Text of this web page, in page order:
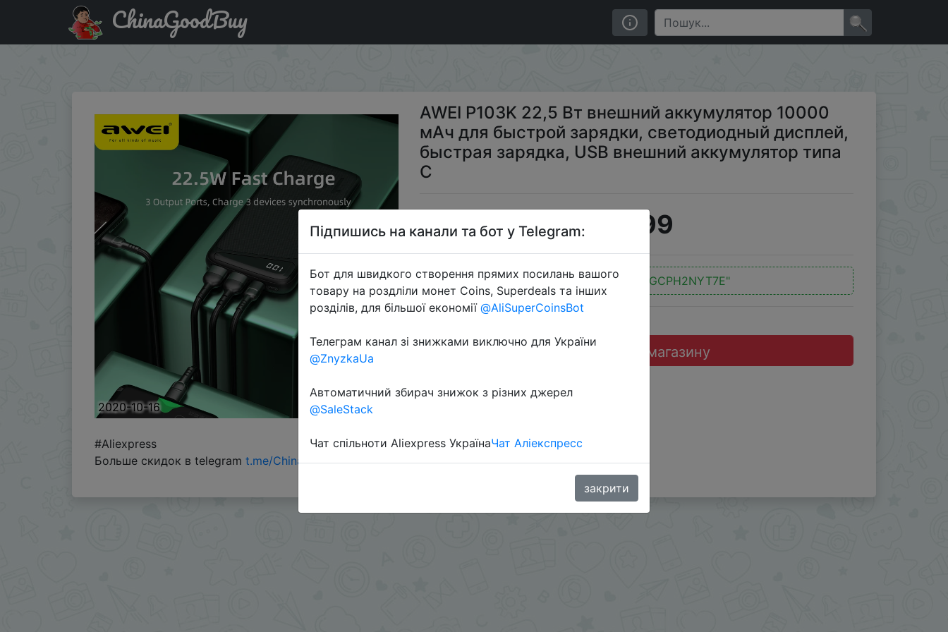
Промокод на знижку 4VGCPH2NYT7E AWEI P103K 22,5 Вт внешний аккумулятор 10000 мАч для быстрой зарядки, светодиодный дисплей, быстрая зарядка, USB
внешний аккумулятор типа CChinaGoodBuy
2020-10-16
AWEI P103K 22,5 Вт внешний аккумулятор 10000
мАч для быстрой зарядки, светодиодный дисплей,
быстрая зарядка, USB внешний аккумулятор типа
C
$6.99
Промокод: "4VGCPH2NYT7E"
Перейти до магазину
#Aliexpress
Больше скидок в telegram t.me/ChinaGoodBuy
Підпишись на канали та бот у Telegram:
Бот для швидкого створення прямих посилань вашого
товару на роздліли монет Coins, Superdeals та інших
розділів, для більшої економії @AliSuperCoinsBot
Телеграм канал зі знижками виключно для України
@ZnyzkaUa
Автоматичний збирач знижок з різних джерел
@SaleStack
Чат спільноти Aliexpress УкраїнаЧат Аліекспресс
закрити